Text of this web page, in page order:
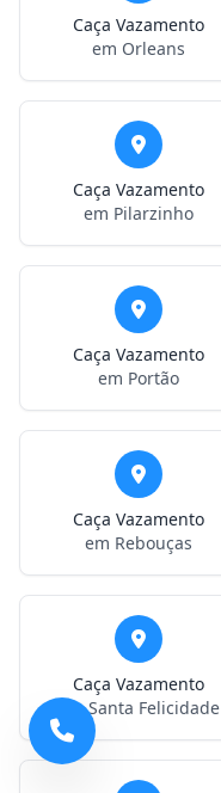
Caça Vazamento
em Orleans
Caça Vazamento
em Pilarzinho
Caça Vazamento
em Portão
Caça Vazamento
em Rebouças
Caça Vazamento
em Santa Felicidade